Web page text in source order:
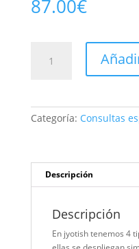
87.00€
anuales
Categoría: Consultas
Descripción
Descripción
En jyotish tenemos 4